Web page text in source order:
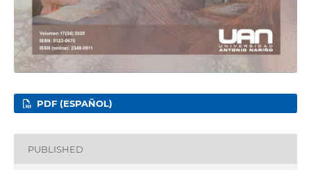
PDF (ESPAÑOL)
PUBLISHED